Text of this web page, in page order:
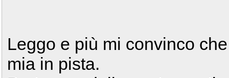
Leggo e più mi convinco
mia in pista.